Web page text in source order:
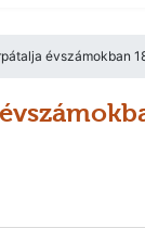
évszámokban